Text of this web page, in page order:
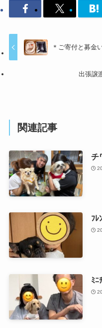
＊ご寄付と募金
出張譲
関連記事
チ
ﾌﾚ
ﾐﾆ